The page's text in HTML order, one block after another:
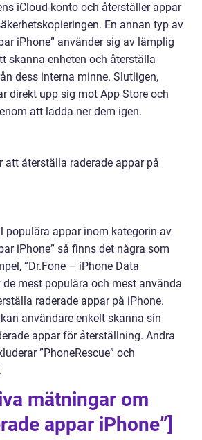
iCloud-konto och återställer appar
En annan typ av
iPhone” använder sig av lämplig
skanna enheten och återställa
dess interna minne. Slutligen,
direkt upp sig mot App Store och
att ladda ner dem igen.
att återställa raderade appar på
populära appar inom kategorin av
iPhone” så finns det några som
”Dr.Fone – iPhone Data
de mest populära och mest använda
raderade appar på iPhone.
användare enkelt skanna sin
appar för återställning. Andra
”PhoneRescue” och
mätningar om
appar iPhone”]